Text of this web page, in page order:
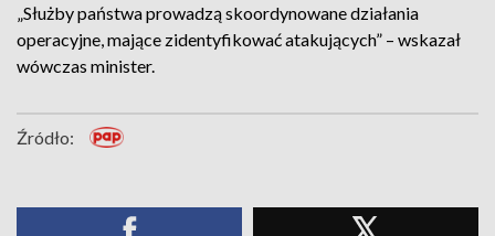
„Służby państwa prowadzą skoordynowane działania
operacyjne, mające zidentyfikować atakujących” – wskazał
wówczas minister.
Źródło: